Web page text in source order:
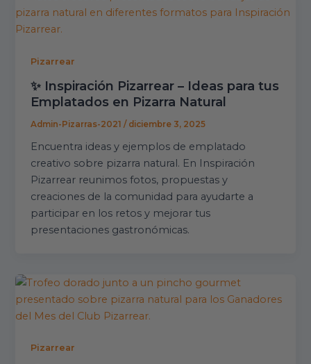
Pizarrear
✨ Inspiración Pizarrear – Ideas para tus
Emplatados en Pizarra Natural
Admin-Pizarras-2021/ diciembre 3, 2025
Encuentra ideas y ejemplos de emplatado
creativo sobre pizarra natural. En Inspiración
Pizarrear reunimos fotos, propuestas y
creaciones de la comunidad para ayudarte a
participar en los retos y mejorar tus
presentaciones gastronómicas.
Pizarrear